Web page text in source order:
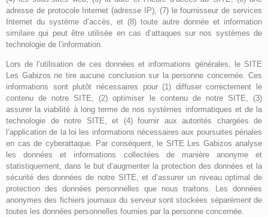
adresse de protocole Internet (adresse IP), (7) le fournisseur de services
Internet du système d’accès, et (8) toute autre donnée et information
similaire qui peut être utilisée en cas d’attaques sur nos systèmes de
technologie de l’information.
Lors de l’utilisation de ces données et informations générales, le SITE
Les Gabizos ne tire aucune conclusion sur la personne concernée. Ces
informations sont plutôt nécessaires pour (1) diffuser correctement le
contenu de notre SITE, (2) optimiser le contenu de notre SITE, (3)
assurer la viabilité à long terme de nos systèmes informatiques et de la
technologie de notre SITE, et (4) fournir aux autorités chargées de
l’application de la loi les informations nécessaires aux poursuites pénales
en cas de cyberattaque. Par conséquent, le SITE Les Gabizos analyse
les données et informations collectées de manière anonyme et
statistiquement, dans le but d’augmenter la protection des données et la
sécurité des données de notre SITE, et d’assurer un niveau optimal de
protection des données personnelles que nous traitons. Les données
anonymes des fichiers journaux du serveur sont stockées séparément de
toutes les données personnelles fournies par la personne concernée.